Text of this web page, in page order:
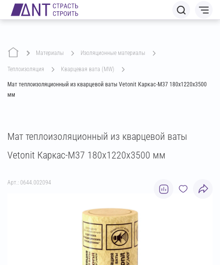
Материалы изоляционные материалы
теплоизоляция кварцевая вата (MW)
Мат теплоизоляционный из кварцевой ваты Vetonit Каркас-М37 180х1220х3500
мм
Мат теплоизоляционный из кварцевой ваты
Vetonit Каркас-М37 180х1220х3500 мм
Арт.: 0644.002094